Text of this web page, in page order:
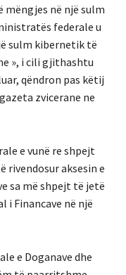
mëngjes në një sulm
federale u
sulm kibernetik të
», i cili gjithashtu
qëndron pas këtij
zvicerane ne
e vunë re shpejt
rivendosur aksesin e
sa më shpejt të jetë
i Financave në një
e Doganave dhe